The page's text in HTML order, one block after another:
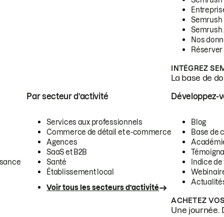
Semrush
Semrush
Nos
INTÉGREZ
La base de
Par secteur d’activité
Services aux professionnels
Commerce de détail et e-commerce
Agences
SaaS et B2B
Santé
Établissement local
Voir tous les secteurs d’activité
Développez-
Blog
Base de
Indice
ACHETEZ
Une journée.